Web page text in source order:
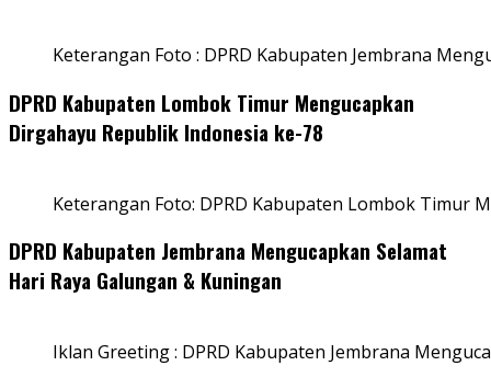
Keterangan Foto : DPRD Kabupaten Jembrana
DPRD Kabupaten Lombok Timur Mengucapkan
Dirgahayu Republik Indonesia ke-78
Keterangan Foto: DPRD Kabupaten Lombok Timur
DPRD Kabupaten Jembrana Mengucapkan Selamat
Hari Raya Galungan & Kuningan
Iklan Greeting : DPRD Kabupaten Jembrana